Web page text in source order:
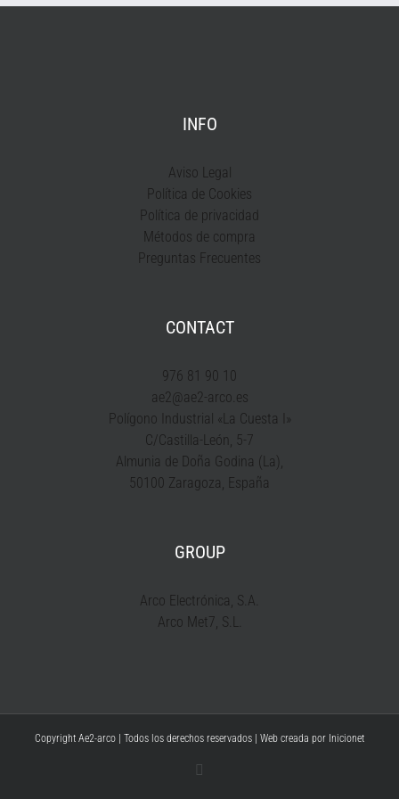
INFO
Aviso Legal
Política de Cookies
Política de privacidad
Métodos de compra
Preguntas Frecuentes
CONTACT
976 81 90 10
ae2@ae2-arco.es
Polígono Industrial «La Cuesta I»
C/Castilla-León, 5-7
Almunia de Doña Godina (La),
50100 Zaragoza, España
GROUP
Arco Electrónica, S.A.
Arco Met7, S.L.
Copyright Ae2-arco | Todos los derechos reservados | Web creada por Inicionet